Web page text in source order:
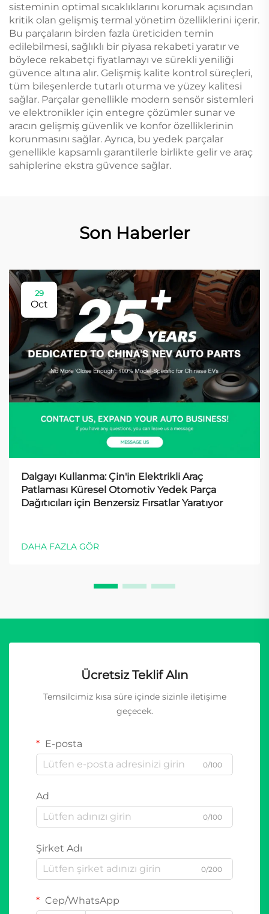
sisteminin optimal sıcaklıklarını korumak açısından
kritik olan gelişmiş termal yönetim özelliklerini içerir.
Bu parçaların birden fazla üreticiden temin
edilebilmesi, sağlıklı bir piyasa rekabeti yaratır ve
böylece rekabetçi fiyatlamayı ve sürekli yeniliği
güvence altına alır. Gelişmiş kalite kontrol süreçleri,
tüm bileşenlerde tutarlı oturma ve yüzey kalitesi
sağlar. Parçalar genellikle modern sensör sistemleri
ve elektronikler için entegre çözümler sunar ve
aracın gelişmiş güvenlik ve konfor özelliklerinin
korunmasını sağlar. Ayrıca, bu yedek parçalar
genellikle kapsamlı garantilerle birlikte gelir ve araç
sahiplerine ekstra güvence sağlar.
Son Haberler
29
Oct
Dalgayı Kullanma: Çin'in Elektrikli Araç
Patlaması Küresel Otomotiv Yedek Parça
Dağıtıcıları için Benzersiz Fırsatlar Yaratıyor
DAHA FAZLA GÖR
Ücretsiz Teklif Alın
Temsilcimiz kısa süre içinde sizinle iletişime
geçecek.
E-posta
0/100
Ad
0/100
Şirket Adı
0/200
Cep/WhatsApp